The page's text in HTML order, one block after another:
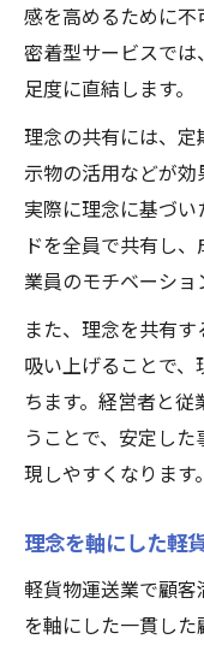
感を高めるために
密着型サービスで
足度に直結します。
理念の共有には、
示物の活用などが
実際に理念に基づ
ドを全員で共有し
業員のモチベーショ
また、理念を共有
吸い上げることで
ちます。経営者と
うことで、安定し
現しやすくなります。
理念を軸にした軽
軽貨物運送業で顧
を軸にした一貫した